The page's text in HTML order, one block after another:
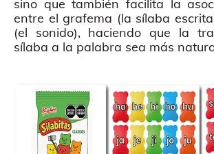
sino que también facilita la
entre el grafema (la sílaba
(el sonido), haciendo que la
sílaba a la palabra sea más